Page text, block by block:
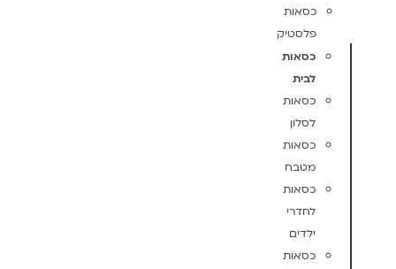
כסאות
פלסטיק
כסאות
לבית
כסאות
לסלון
כסאות
מטבח
כסאות
לחדרי
ילדים
כסאות